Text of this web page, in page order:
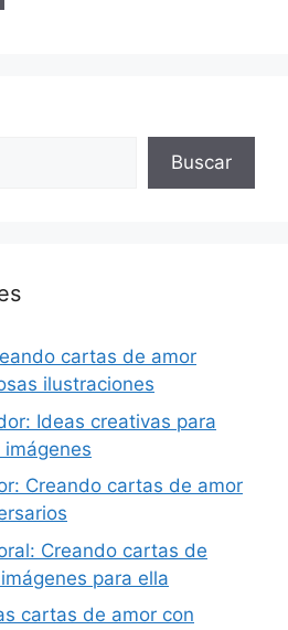
Buscar
cartas de amor
ilustraciones
Ideas creativas para
Creando cartas de amor
Creando cartas de
para ella
cartas de amor con